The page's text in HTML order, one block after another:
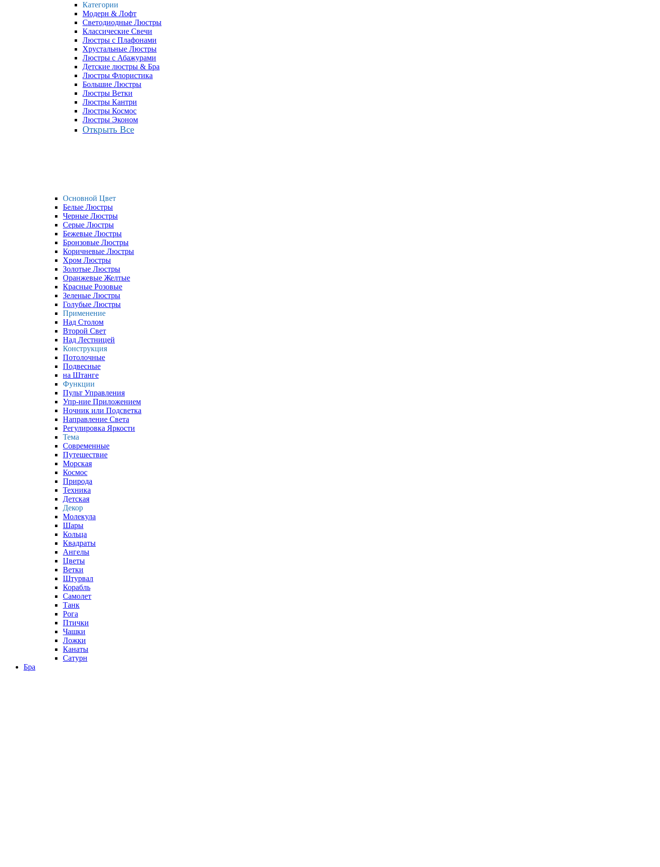
Категории
Модерн & Лофт
Светодиодные Люстры
Классические Свечи
Люстры с Плафонами
Хрустальные Люстры
Люстры с Абажурами
Детские люстры & Бра
Люстры Флористика
Большие Люстры
Люстры Ветки
Люстры Кантри
Люстры Космос
Люстры Эконом
Открыть Все
Основной Цвет
Белые Люстры
Черные Люстры
Серые Люстры
Бежевые Люстры
Бронзовые Люстры
Коричневые Люстры
Хром Люстры
Золотые Люстры
Оранжевые Желтые
Красные Розовые
Зеленые Люстры
Голубые Люстры
Применение
Над Столом
Второй Свет
Над Лестницей
Конструкция
Потолочные
Подвесные
на Штанге
Функции
Пульт Управления
Упр-ние Приложением
Ночник или Подсветка
Направление Света
Регулировка Яркости
Тема
Современные
Путешествие
Морская
Космос
Природа
Техника
Детская
Декор
Молекула
Шары
Кольца
Квадраты
Ангелы
Цветы
Ветки
Штурвал
Корабль
Самолет
Танк
Рога
Птички
Чашки
Ложки
Канаты
Сатурн
Бра